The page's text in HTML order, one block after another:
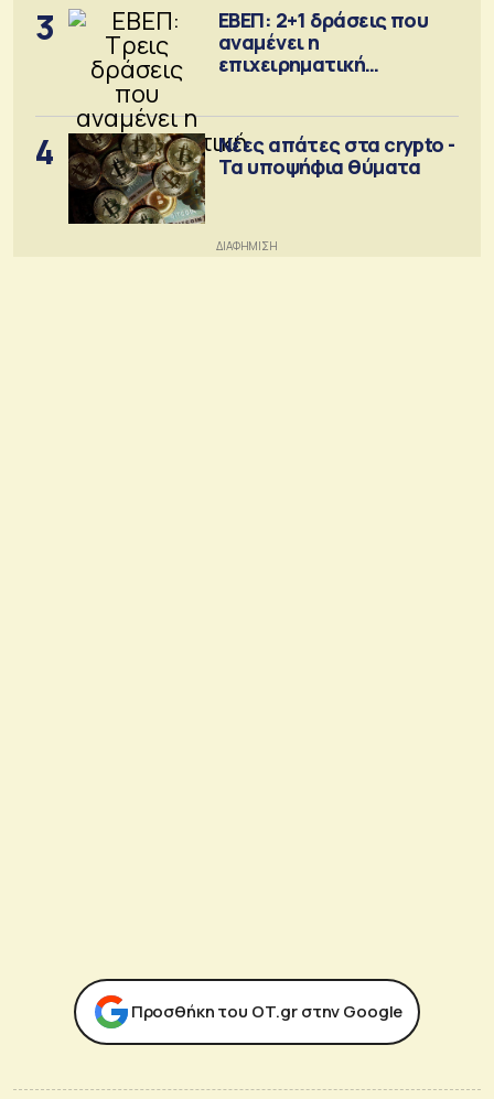
3
ΕΒΕΠ: 2+1 δράσεις που
αναμένει η
επιχειρηματική
4
Νέες απάτες στα crypto -
Τα υποψήφια θύματα
Προσθήκη του ΟΤ.gr στην Google